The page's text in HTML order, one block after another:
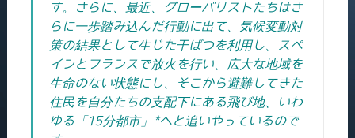
す。さらに、
最近、グローバリストたちはさ
らに一歩踏み込んだ行動に出て、気候変動対
策の結果として生じた干ばつを利用し、スペ
インとフランスで放火を行い、広大な地域を
生命のない状態にし、そこから避難してきた
住民を自分たちの支配下にある飛び地、いわ
ゆる 「15分都市」*へと追いやっているので